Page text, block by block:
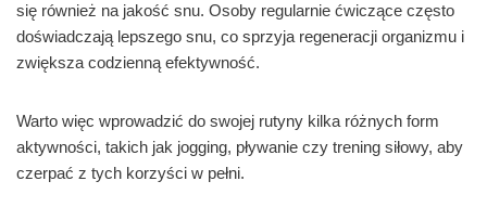
się również na jakość snu. Osoby regularnie ćwiczące często
doświadczają lepszego snu, co sprzyja regeneracji organizmu i
zwiększa codzienną efektywność.
Warto więc wprowadzić do swojej rutyny kilka różnych form
aktywności, takich jak jogging, pływanie czy trening siłowy, aby
czerpać z tych korzyści w pełni.